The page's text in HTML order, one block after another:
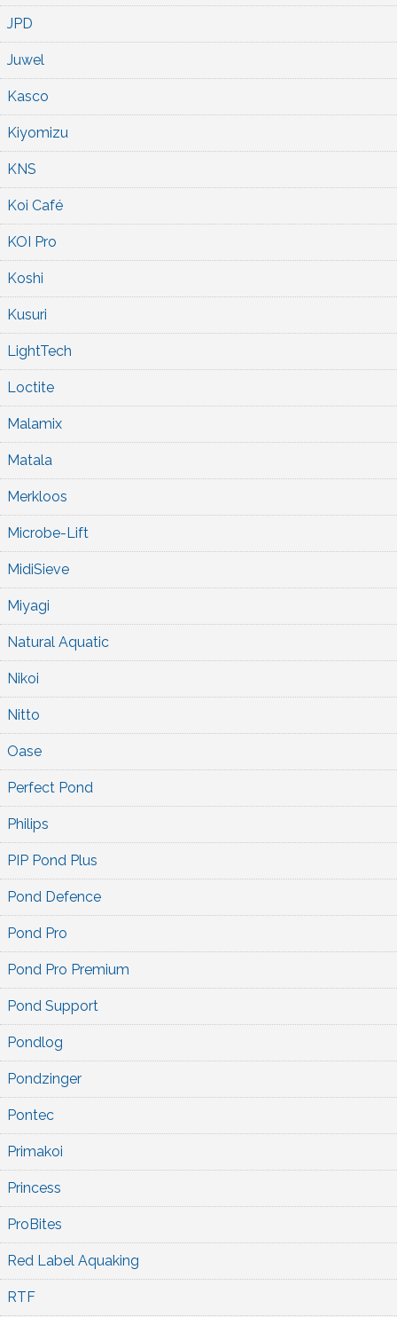
JPD
Juwel
Kasco
Kiyomizu
KNS
Koi Café
KOI Pro
Koshi
Kusuri
LightTech
Loctite
Malamix
Matala
Merkloos
Microbe-Lift
MidiSieve
Miyagi
Natural Aquatic
Nikoi
Nitto
Oase
Perfect Pond
Philips
PIP Pond Plus
Pond Defence
Pond Pro
Pond Pro Premium
Pond Support
Pondlog
Pondzinger
Pontec
Primakoi
Princess
ProBites
Red Label Aquaking
RTF